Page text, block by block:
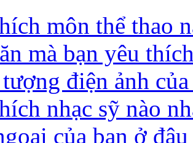
môn thể thao
mà bạn yêu
điện ảnh
nhạc sỹ nào
của bạn ở đâu